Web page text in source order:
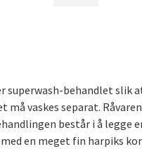
superwash-behandlet slik
vaskes separat.
består i å legge
en meget fin harpiks